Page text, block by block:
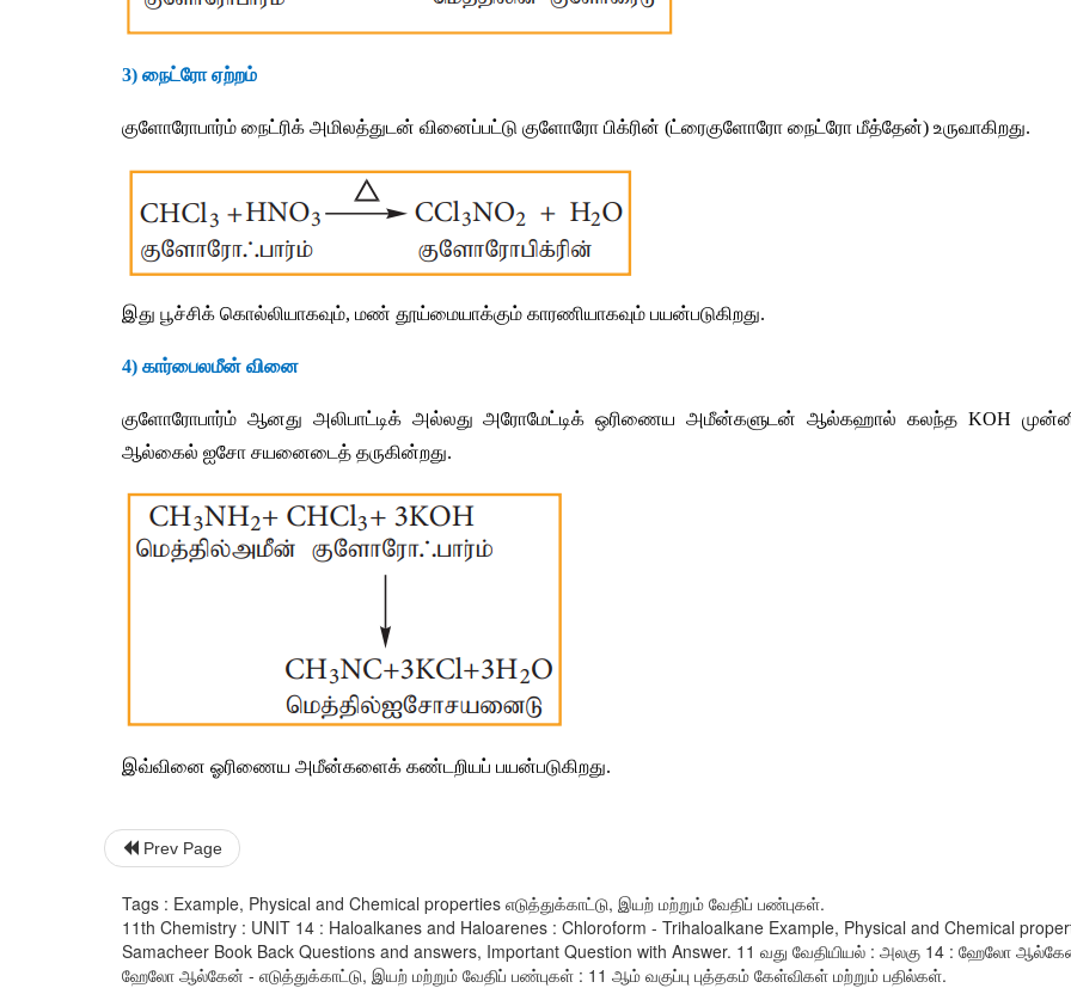
3) நைட்ரோ ஏற்றம்
குளோரோபார்ம் நைட்ரிக் அமிலத்துடன் வினைப்பட்டு குளோரோ பிக்ரின் (ட்ரைகுளோரோ நைட்ரோ மீத்தேன்) உருவாகிறது.
இது பூச்சிக் கொல்லியாகவும், மண் தூய்மையாக்கும் காரணியாகவும் பயன்படுகிறது.
4) கார்பைலமீன் வினை
குளோரோபார்ம் ஆனது அலிபாட்டிக் அல்லது அரோமேட்டிக் ஒரிணைய அமீன்களுடன் ஆல்கஹால் கலந்த KOH
ஆல்கைல் ஐசோ சயனைடைத் தருகின்றது.
இவ்வினை ஓரிணைய அமீன்களைக் கண்டறியப் பயன்படுகிறது.
Prev Page
Tags : Example, Physical and Chemical properties எடுத்துக்காட்டு, இயற் மற்றும் வேதிப் பண்புகள்.
11th Chemistry : UNIT 14 : Haloalkanes and Haloarenes : Chloroform - Trihaloalkane Example, Physical and Chemical
Samacheer Book Back Questions and answers, Important Question with Answer. 11 வது வேதியியல் : அலகு 14 : ஹேலோ
ஹேலோ ஆல்கேன் - எடுத்துக்காட்டு, இயற் மற்றும் வேதிப் பண்புகள் : 11 ஆம் வகுப்பு புத்தகம் கேள்விகள் மற்றும் பதில்கள்.